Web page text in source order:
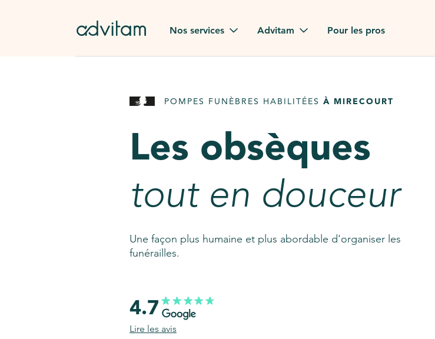
Nos services
Rapatriement à
Pierre tombale
AssistGPT
Nos services en plus
Advitam
Advitam dans la presse
Consultez notre FAQ
Pour les pros
POMPES FUNÈBRES HABILITÉES À MIRECOURT
Les obsèques
tout en douceur
Une façon plus humaine et plus abordable d'organiser les
funérailles.
4.7
Lire les avis